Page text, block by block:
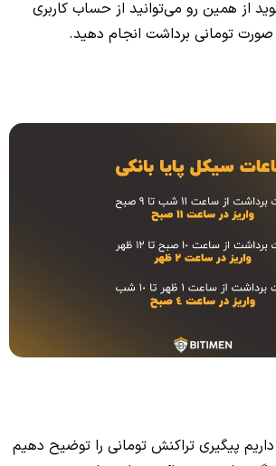
از همین رو می‌توانید از حساب کاربری
تومانی برداشت انجام دهید.
پیگیری تراکنش تومانی را توضیح دهیم